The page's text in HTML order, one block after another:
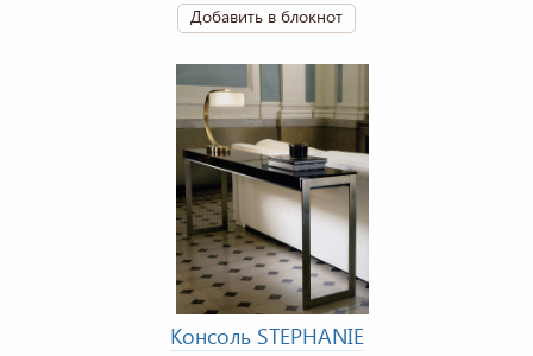
Добавить в блокнот
Консоль STEPHANIE